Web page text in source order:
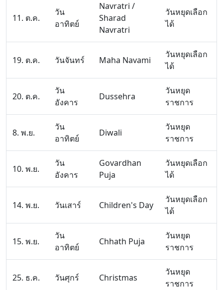
11. ต.ค.
วัน
อาทิตย์
Navratri /
Sharad
Navratri
วันหยุดเลือก
ได้
19. ต.ค. วันจันทร์ Maha Navami
วันหยุดเลือก
ได้
20. ต.ค.
วัน
อังคาร
Dussehra
วันหยุด
ราชการ
8. พ.ย.
วัน
อาทิตย์
Diwali
วันหยุด
ราชการ
10. พ.ย.
วัน
อังคาร
Govardhan
Puja
วันหยุดเลือก
ได้
14. พ.ย. วันเสาร์ Children's Day
วันหยุดเลือก
ได้
15. พ.ย.
วัน
อาทิตย์
Chhath Puja
วันหยุด
ราชการ
25. ธ.ค. วันศุกร์ Christmas
วันหยุด
ราชการ